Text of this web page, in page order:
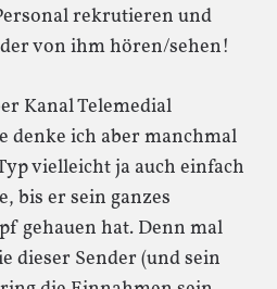
rekrutieren und
von ihm hören/sehen!
Kanal Telemedial
denke ich aber manchmal
vielleicht ja auch einfach
bis er sein ganzes
gehauen hat. Denn mal
dieser Sender (und sein